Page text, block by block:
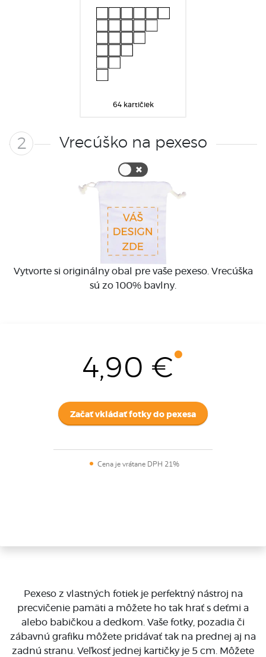
64 kartičiek
2 Vrecúško na pexeso
Vytvorte si originálny obal pre vaše pexeso. Vrecúška
sú zo 100% bavlny.
4,90 €
Začať vkládať fotky do pexesa
Cena je vrátane DPH 21%
Pexeso z vlastných fotiek je perfektný nástroj na
precvičenie pamäti a môžete ho tak hrať s deťmi a
alebo babičkou a dedkom. Vaše fotky, pozadia či
zábavnú grafiku môžete pridávať tak na prednej aj na
zadnú stranu. Veľkosť jednej kartičky je 5 cm. Môžete